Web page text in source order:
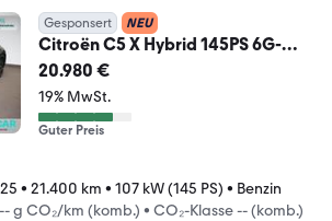
Gesponsert NEU
Citroën C5 X Hybrid 145PS 6G-
DSG Plus *LEDER*SHZ*HUD*
20.980 €
19% MwSt.
Guter Preis
• 21.400 km • 107 kW (145 PS) • Benzin
-- g CO₂/km (komb.) • CO₂-Klasse -- (komb.)